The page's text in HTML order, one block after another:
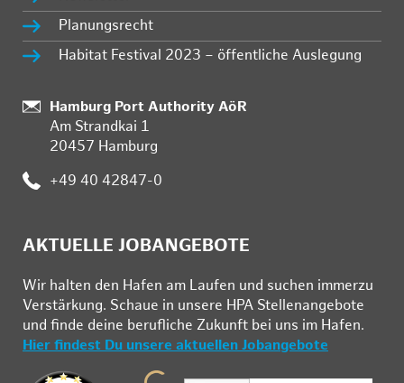
Planungsrecht
Habitat Festival 2023 – öffentliche Auslegung
Standort:
Hamburg Port Authority AöR
Am Strandkai 1
20457 Hamburg
Telefon:
+49 40 42847-0
AKTUELLE JOBANGEBOTE
Wir hal­ten den Ha­fen am Lau­fen und su­chen im­mer­zu
Ver­stär­kung. Schau­e in un­se­re HPA Stel­len­an­ge­bo­te
und fin­de deine be­ruf­li­che Zu­kunft bei uns im Ha­fen.
Hier findest Du unsere aktuellen Jobangebote